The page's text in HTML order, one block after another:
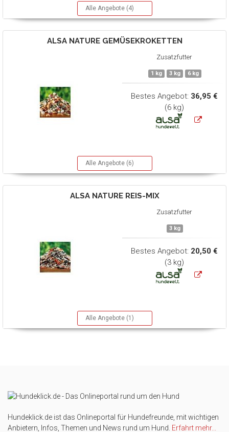
Alle Angebote (4)
ALSA NATUREGEMÜSEKROKETTEN
Zusatzfutter
1 kg 3 kg 6 kg
Bestes Angebot: 36,95 €
(6 kg)
Alle Angebote (6)
ALSA NATUREREIS-MIX
Zusatzfutter
3 kg
Bestes Angebot: 20,50 €
(3 kg)
Alle Angebote (1)
Hundeklick.de ist das Onlineportal für Hundefreunde, mit wichtigen
Anbietern, Infos, Themen und News rund um Hund. Erfahrt mehr...